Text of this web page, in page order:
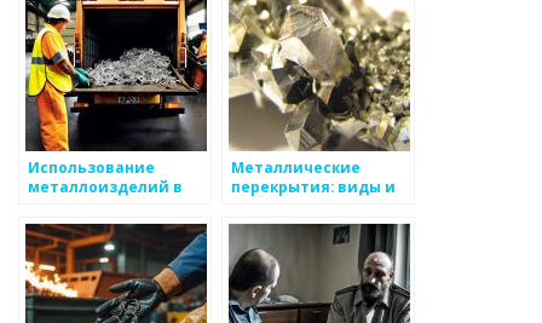
Использование
металлоизделий в
Металлические
перекрытия: виды и